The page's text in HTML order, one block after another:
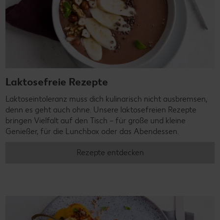
Laktosefreie Rezepte
Laktoseintoleranz muss dich kulinarisch nicht ausbremsen,
denn es geht auch ohne. Unsere laktosefreien Rezepte
bringen Vielfalt auf den Tisch – für große und kleine
Genießer, für die Lunchbox oder das Abendessen.
Rezepte entdecken